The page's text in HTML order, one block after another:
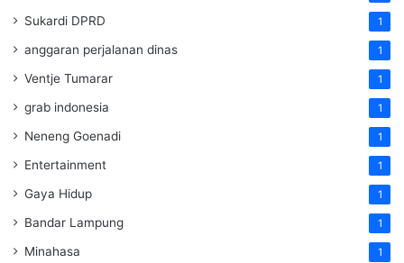
Sukardi DPRD 1
anggaran perjalanan dinas 1
Ventje Tumarar 1
grab indonesia 1
Neneng Goenadi 1
Entertainment 1
Gaya Hidup 1
Bandar Lampung 1
Minahasa 1